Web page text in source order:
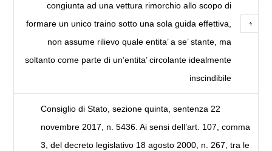
congiunta ad una vettura rimorchio allo scopo di
formare un unico traino sotto una sola guida effettiva,
non assume rilievo quale entita’ a se’ stante, ma
soltanto come parte di un’entita’ circolante idealmente
inscindibile
Consiglio di Stato, sezione quinta, sentenza 22
novembre 2017, n. 5436. Ai sensi dell’art. 107, comma
3, del decreto legislativo 18 agosto 2000, n. 267, tra le